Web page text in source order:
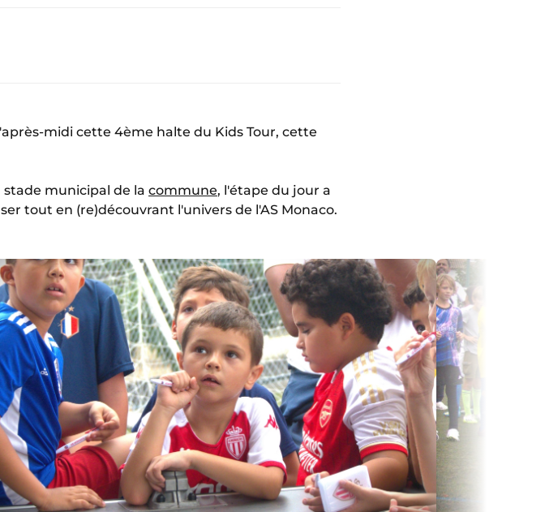
midi cette 4ème halte du Kids Tour, cette
stade municipal de la commune, l'étape du jour a
tout en (re)découvrant l'univers de l'AS Monaco.